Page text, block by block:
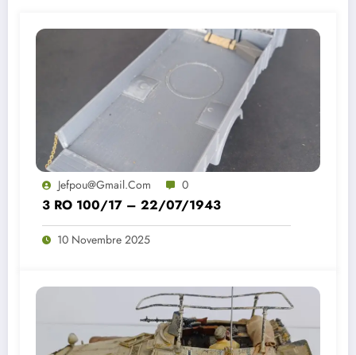
Jefpou@gmail.com 0
3 RO 100/17 – 22/07/1943
10 Novembre 2025